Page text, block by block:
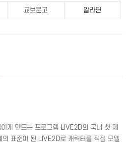
교보문고 알라딘
게 만드는 프로그램 LIVE2D의 국내 첫 제
의 표준이 된 LIVE2D로 캐릭터를 직접 모델